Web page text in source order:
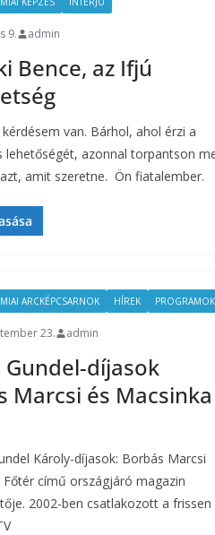
9. admin
Bence, az Ifjú
van. Bárhol, ahol érzi a
lehetőségét, azonnal torpantson
amit szeretne. Ön fiatalember.
ARCKÉPCSARNOK HÍREK PROGRAMOK
23. admin
Gundel-díjasok
Marcsi és Macsinka
Károly-díjasok: Borbás Marcsi
Főtér című országjáró magazin
2002-ben csatlakozott a frissen